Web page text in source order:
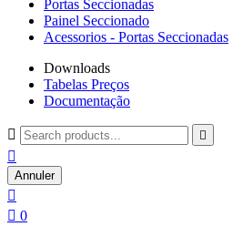
Portas Seccionadas
Painel Seccionado
Acessorios - Portas Seccionadas
Downloads
Tabelas Preços
Documentação
 

Annuler

 0